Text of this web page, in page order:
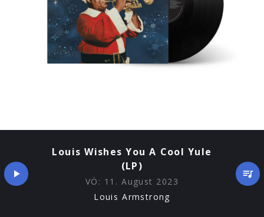
Louis Wishes You A Cool Yule
(LP)
VÖ: 11. August 2023
Louis Armstrong